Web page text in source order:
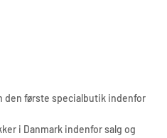
den første specialbutik indenfor
i Danmark indenfor salg og